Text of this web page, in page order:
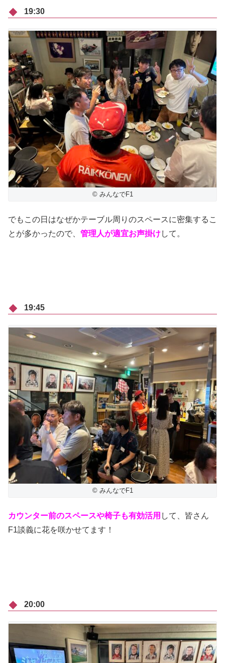
19:30
© みんなでF1
でもこの日はなぜかテーブル周りのスペースに密集するこ
とが多かったので、 管理人が適宜お声掛けして。
19:45
© みんなでF1
カウンター前のスペースや椅子も有効活用 して、皆さん
F1談義に花を咲かせてます！
20:00